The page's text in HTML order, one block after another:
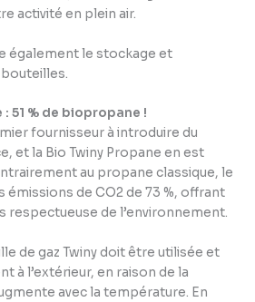
activité en plein air.
également le stockage et
51 % de biopropane !
fournisseur à introduire du
et la Bio Twiny Propane en est
au propane classique, le
de CO2 de 73 %, offrant
respectueuse de l’environnement.
de gaz Twiny doit être utilisée et
à l’extérieur, en raison de la
avec la température. En